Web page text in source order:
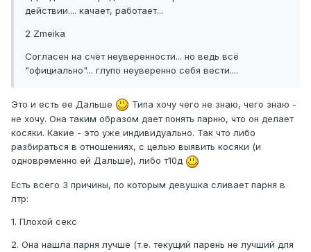
действии.... качает, работает...
2 Zmeika
Согласен на счёт неуверенности... но ведь всё
"официально"... глупо неуверенно себя вести....
Это и есть ее Дальше
Типа хочу чего не знаю, чего знаю -
не хочу. Она таким образом дает понять парню, что он делает
косяки. Какие - это уже индивидуально. Так что либо
разбираться в отношениях, с целью выявить косяки (и
одновременно ей Дальше), либо т10д
Есть всего 3 причины, по которым девушка сливает парня в
лтр:
1. Плохой секс
2. Она нашла парня лучше (т.е. текущий парень не лучший для